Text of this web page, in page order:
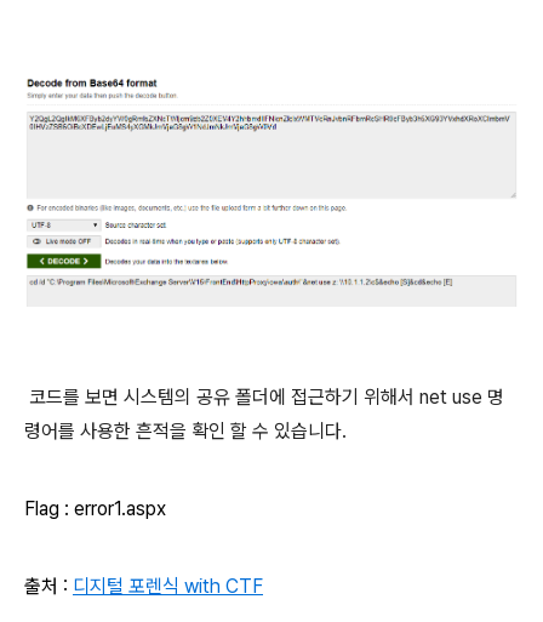
코드를 보면 시스템의 공유 폴더에 접근하기 위해서 net use 명
령어를 사용한 흔적을 확인 할 수 있습니다.
Flag : error1.aspx
출처 : 디지털 포렌식 with CTF